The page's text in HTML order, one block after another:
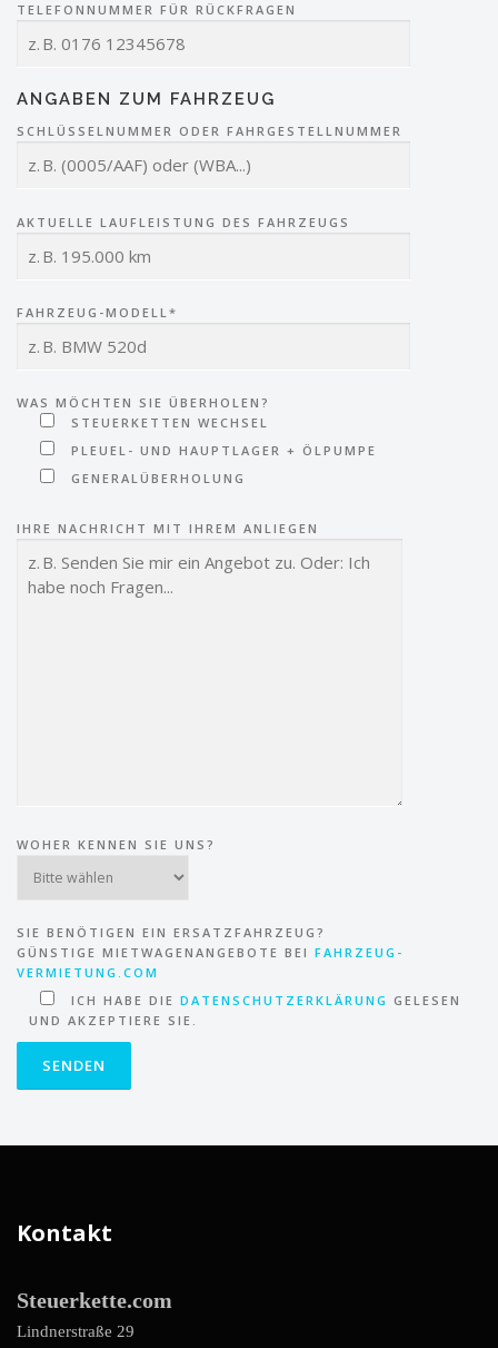
TELEFONNUMMER FÜR RÜCKFRAGEN
ANGABEN ZUM FAHRZEUG
SCHLÜSSELNUMMER ODER FAHRGESTELLNUMMER
AKTUELLE LAUFLEISTUNG DES FAHRZEUGS
FAHRZEUG-MODELL*
WAS MÖCHTEN SIE ÜBERHOLEN?
STEUERKETTEN WECHSEL
PLEUEL- UND HAUPTLAGER + ÖLPUMPE
GENERALÜBERHOLUNG
IHRE NACHRICHT MIT IHREM ANLIEGEN
WOHER KENNEN SIE UNS?
SIE BENÖTIGEN EIN ERSATZFAHRZEUG?
GÜNSTIGE MIETWAGENANGEBOTE BEI FAHRZEUG-
VERMIETUNG.COM
ICH HABE DIE DATENSCHUTZERKLÄRUNG GELESEN
UND AKZEPTIERE SIE.
Kontakt
Steuerkette.com
Lindnerstraße 29